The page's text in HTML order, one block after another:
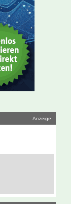
Anzeige